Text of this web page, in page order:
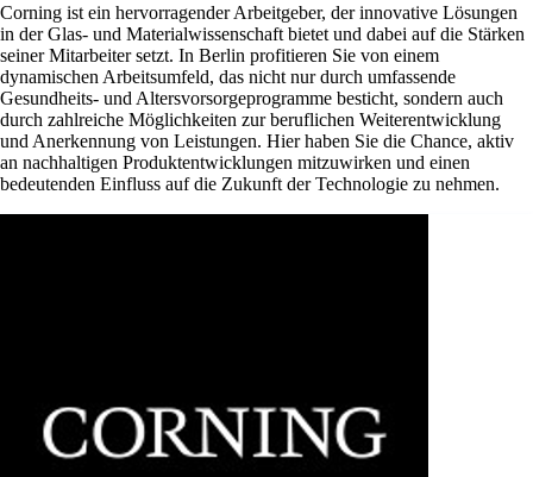
Corning ist ein hervorragender Arbeitgeber, der innovative Lösungen
in der Glas- und Materialwissenschaft bietet und dabei auf die Stärken
seiner Mitarbeiter setzt. In Berlin profitieren Sie von einem
dynamischen Arbeitsumfeld, das nicht nur durch umfassende
Gesundheits- und Altersvorsorgeprogramme besticht, sondern auch
durch zahlreiche Möglichkeiten zur beruflichen Weiterentwicklung
und Anerkennung von Leistungen. Hier haben Sie die Chance, aktiv
an nachhaltigen Produktentwicklungen mitzuwirken und einen
bedeutenden Einfluss auf die Zukunft der Technologie zu nehmen.